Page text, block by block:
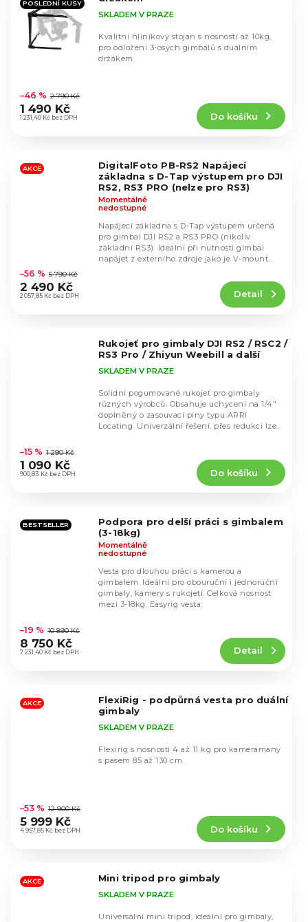
POSLEDNÍ KUSY
hodnocení
produktu
je
hvězdiček.
SKLADEM V PRAZE
1 231,40 Kč bez DPH
–46 % 2 790 Kč
1 490 Kč
Do košíku
Kvalitní hliníkový stojan s nosností až 10kg,
pro odložení 3-osých gimbálů s duálním
držákem.
AKCE
DigitalFoto PB-RS2 Napájecí
základna s D-Tap výstupem pro DJI
RS2, RS3 PRO (nelze pro RS3)
hodnocení
produktu
je
Momentálně
nedostupné
2 057,85 Kč bez DPH
–56 % 5 790 Kč
2 490 Kč Detail
Napájecí základna s D-Tap výstupem určená
pro gimbal DJI RS2 a RS3 PRO (nikoliv
základní RS3). Ideální při nutnosti gimbal
napájet z externího zdroje jako je V-mount
Rukojeť pro gimbaly DJI RS2 / RSC2 /
RS3 Pro / Zhiyun Weebill a další
hodnocení
produktu
je
hvězdiček.
SKLADEM V PRAZE
900,83 Kč bez DPH
–15 % 1 290 Kč
1 090 Kč
Do košíku
Solidní pogumované rukojeť pro gimbaly
různých výrobců. Obsahuje uchycení na 1/4"
doplněný o zasouvací piny typu ARRI
Locating. Univerzální řešení, přes redukci lze
BESTSELLER
Podpora pro delší práci s gimbalem
(3-18kg)
hodnocení
produktu
je
hvězdiček.
Momentálně
nedostupné
7 231,40 Kč bez DPH
–19 % 10 890 Kč
8 750 Kč Detail
Vesta pro dlouhou práci s kamerou a
gimbalem. Ideální pro obouruční i jednoruční
gimbaly, kamery s rukojetí. Celková nosnost
mezi 3-18kg. Easyrig vesta.
AKCE
FlexiRig - podpůrná vesta pro duální
gimbaly
hodnocení
produktu
je
hvězdiček.
SKLADEM V PRAZE
4 957,85 Kč bez DPH
–53 % 12 900 Kč
5 999 Kč
Do košíku
Flexirig s nosností 4 až 11 kg pro kameramany
s pasem 85 až 130 cm.
AKCE Mini tripod pro gimbaly
SKLADEM V PRAZE
Universální mini tripod, ideální pro gimbaly,